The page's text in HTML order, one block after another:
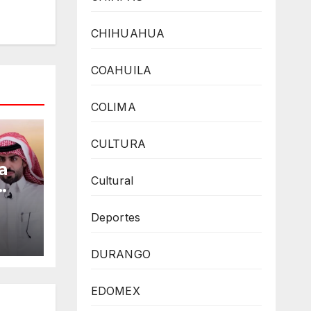
CHIHUAHUA
COAHUILA
COLIMA
CULTURA
Cultural
Deportes
DURANGO
EDOMEX